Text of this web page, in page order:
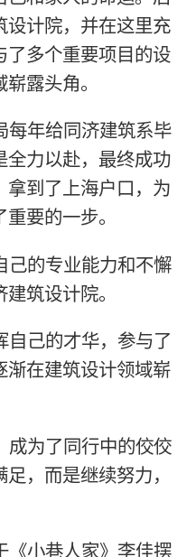
设计院，并在这里充
了多个重要项目的设
露头角。
每年给同济建筑系毕
全力以赴，最终成功
拿到了上海户口，为
要的一步。
己的专业能力和不懈
筑设计院。
自己的才华，参与了
渐在建筑设计领域崭
成为了同行中的佼佼
，而是继续努力，
《小巷人家》李佳摆